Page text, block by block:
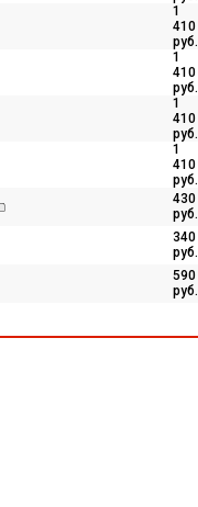
1
410
руб.
1
410
руб.
1
410
руб.
1
410
руб.
430
руб.
340
руб.
590
руб.